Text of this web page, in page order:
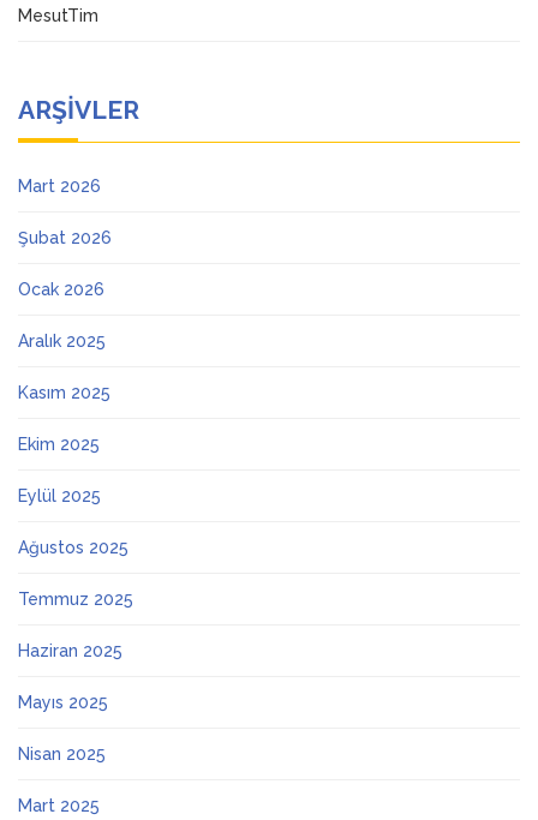
MesutTim
ARŞIVLER
Mart 2026
Şubat 2026
Ocak 2026
Aralık 2025
Kasım 2025
Ekim 2025
Eylül 2025
Ağustos 2025
Temmuz 2025
Haziran 2025
Mayıs 2025
Nisan 2025
Mart 2025